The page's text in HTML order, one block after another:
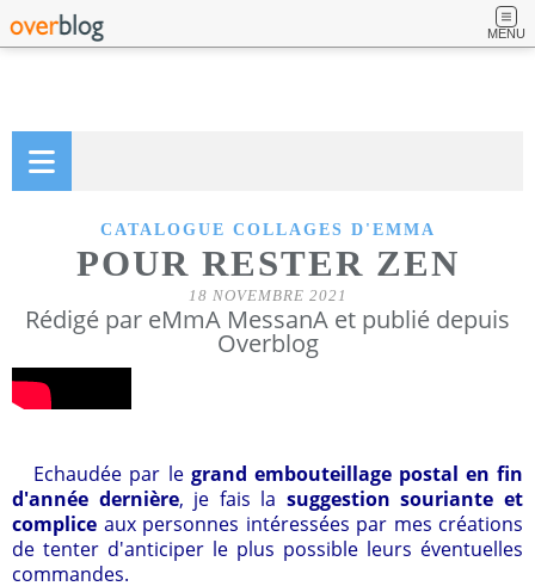
MENU
CATALOGUE COLLAGES D'EMMA
POUR RESTER ZEN
18 NOVEMBRE 2021
Rédigé par eMmA MessanA et publié depuis
Overblog
Echaudée par le grand embouteillage postal en fin
d'année dernière, je fais la suggestion souriante et
complice aux personnes intéressées par mes créations
de tenter d'anticiper le plus possible leurs éventuelles
commandes.